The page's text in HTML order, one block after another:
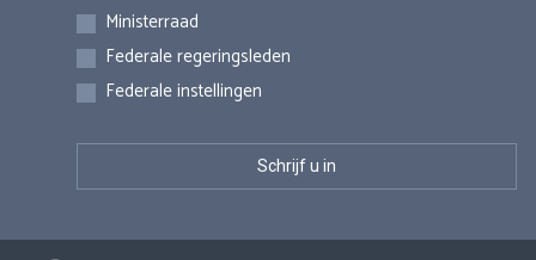
Inschrijvingen
Ministerraad
Federale regeringsleden
Federale instellingen